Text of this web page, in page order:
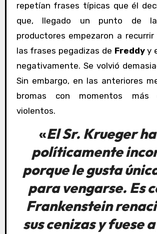
repetían frases típicas que él
que, llegado un punto de
productores empezaron a
las frases pegadizas de Freddyy
negativamente. Se volvió
Sin embargo, en las anteriores
bromas con momentos más
violentos.
«ElSr. Krueger
políticamente
porque le gusta
para vengarse. Es
Frankenstein
sus cenizas y fuese